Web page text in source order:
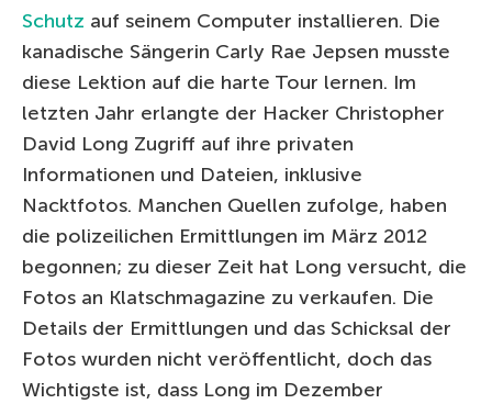
Schutz auf seinem Computer installieren. Die
kanadische Sängerin Carly Rae Jepsen musste
diese Lektion auf die harte Tour lernen. Im
letzten Jahr erlangte der Hacker Christopher
David Long Zugriff auf ihre privaten
Informationen und Dateien, inklusive
Nacktfotos. Manchen Quellen zufolge, haben
die polizeilichen Ermittlungen im März 2012
begonnen; zu dieser Zeit hat Long versucht, die
Fotos an Klatschmagazine zu verkaufen. Die
Details der Ermittlungen und das Schicksal der
Fotos wurden nicht veröffentlicht, doch das
Wichtigste ist, dass Long im Dezember